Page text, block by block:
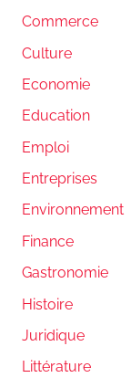
Commerce
Culture
Economie
Education
Emploi
Entreprises
Environnement
Finance
Gastronomie
Histoire
Juridique
Littérature